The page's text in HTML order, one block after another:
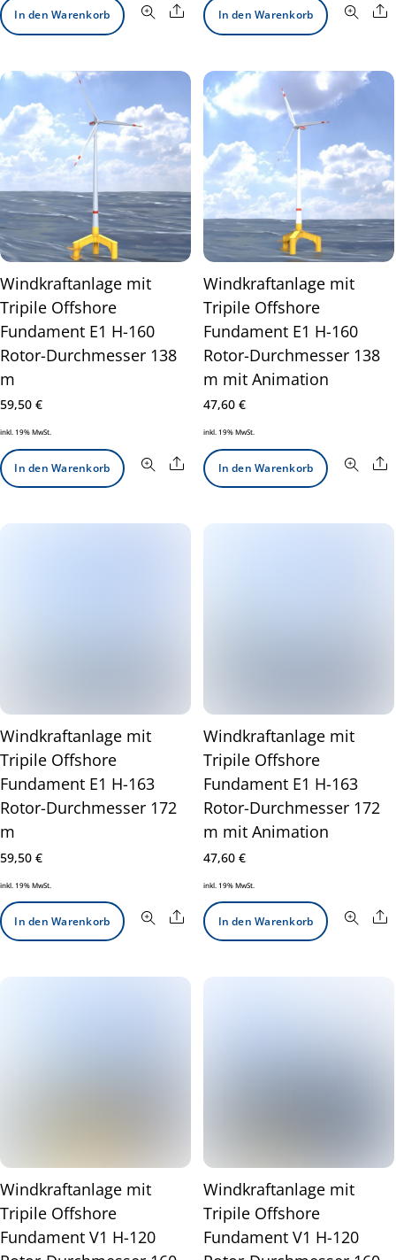
In den Warenkorb ShareIn den Warenkorb
Windkraftanlage mit
Tripile Offshore
Fundament E1 H-160
Rotor-Durchmesser 138
m
59,50 €
inkl. 19% MwSt.
In den Warenkorb Share
Windkraftanlage mit
Tripile Offshore
Fundament E1 H-160
Rotor-Durchmesser 138
m mit Animation
47,60€
inkl. 19% MwSt.
In den Warenkorb
Windkraftanlage mit
Tripile Offshore
Fundament E1 H-163
Rotor-Durchmesser 172
m
59,50 €
inkl. 19% MwSt.
In den Warenkorb Share
Windkraftanlage mit
Tripile Offshore
Fundament E1 H-163
Rotor-Durchmesser 172
m mit Animation
47,60€
inkl. 19% MwSt.
In den Warenkorb
Windkraftanlage mit
Tripile Offshore
Fundament V1 H-120
Windkraftanlage mit
Tripile Offshore
Fundament V1 H-120